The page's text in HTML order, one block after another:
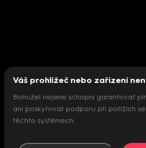
Nepodařilo se
Váš prohlížeč nebo zařízení
Bohužel nejsme schopni garantovat
ani poskytovat podporu při potížích se
těchto systémech.